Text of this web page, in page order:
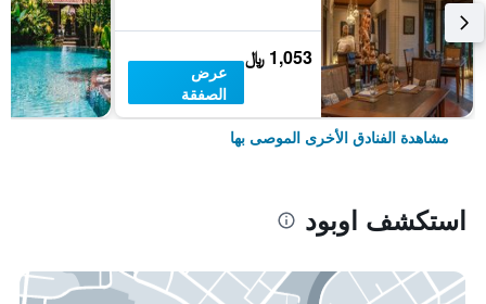
1,053 ﷼
عرض
الصفقة
مشاهدة الفنادق الأخرى الموصى بها
استكشف اوبود